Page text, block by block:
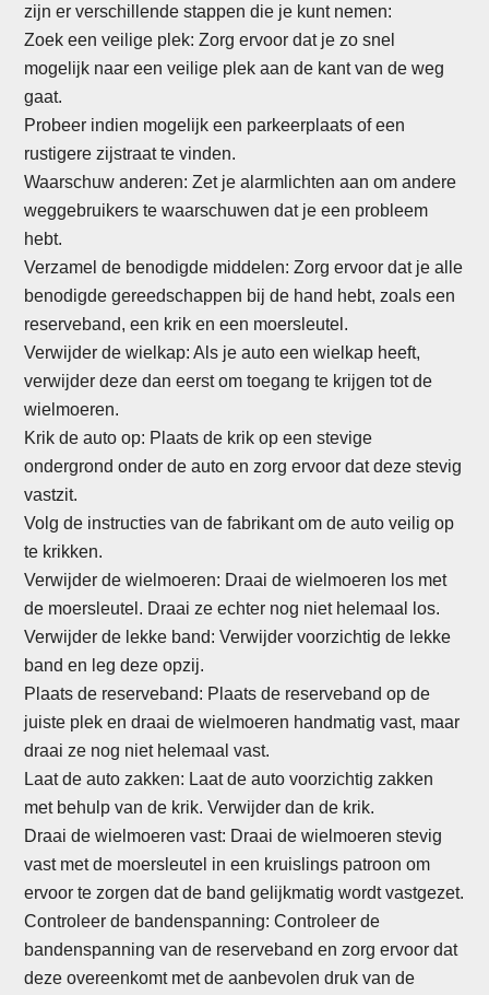
zijn er verschillende stappen die je kunt nemen:
Zoek een veilige plek: Zorg ervoor dat je zo snel
mogelijk naar een veilige plek aan de kant van de weg
gaat.
Probeer indien mogelijk een parkeerplaats of een
rustigere zijstraat te vinden.
Waarschuw anderen: Zet je alarmlichten aan om andere
weggebruikers te waarschuwen dat je een probleem
hebt.
Verzamel de benodigde middelen: Zorg ervoor dat je alle
benodigde gereedschappen bij de hand hebt, zoals een
reserveband, een krik en een moersleutel.
Verwijder de wielkap: Als je auto een wielkap heeft,
verwijder deze dan eerst om toegang te krijgen tot de
wielmoeren.
Krik de auto op: Plaats de krik op een stevige
ondergrond onder de auto en zorg ervoor dat deze stevig
vastzit.
Volg de instructies van de fabrikant om de auto veilig op
te krikken.
Verwijder de wielmoeren: Draai de wielmoeren los met
de moersleutel. Draai ze echter nog niet helemaal los.
Verwijder de lekke band: Verwijder voorzichtig de lekke
band en leg deze opzij.
Plaats de reserveband: Plaats de reserveband op de
juiste plek en draai de wielmoeren handmatig vast, maar
draai ze nog niet helemaal vast.
Laat de auto zakken: Laat de auto voorzichtig zakken
met behulp van de krik. Verwijder dan de krik.
Draai de wielmoeren vast: Draai de wielmoeren stevig
vast met de moersleutel in een kruislings patroon om
ervoor te zorgen dat de band gelijkmatig wordt vastgezet.
Controleer de bandenspanning: Controleer de
bandenspanning van de reserveband en zorg ervoor dat
deze overeenkomt met de aanbevolen druk van de